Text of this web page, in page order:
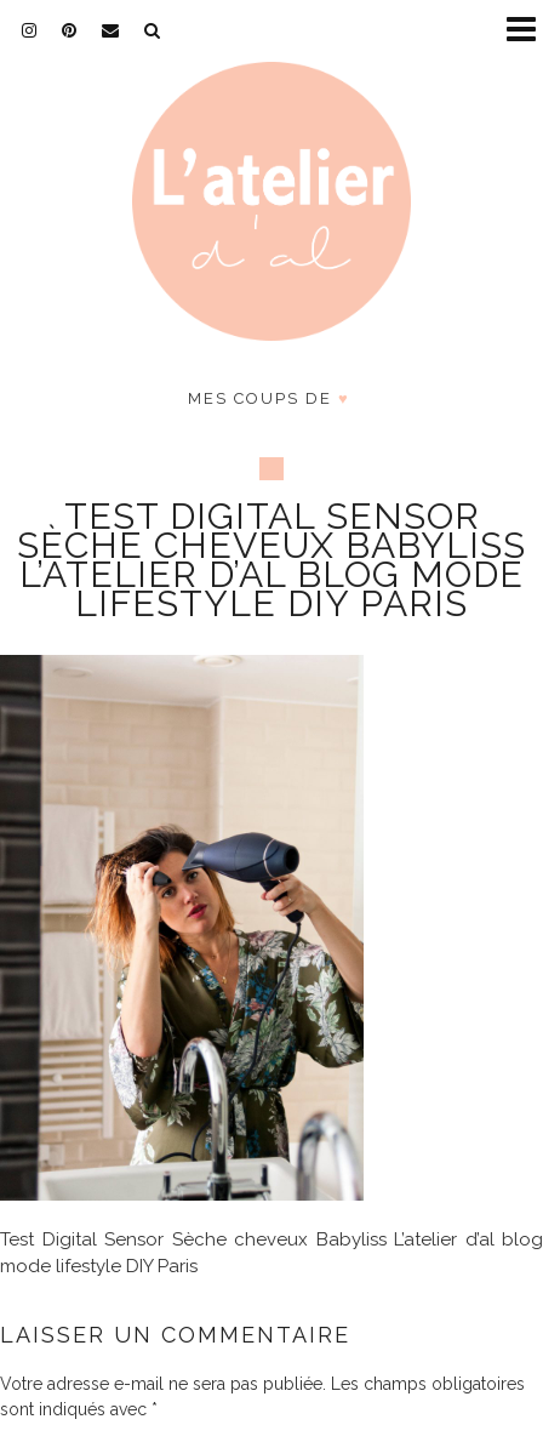
MES COUPS DE ♥
TEST DIGITAL SENSOR
SÈCHE CHEVEUX BABYLISS
L’ATELIER D’AL BLOG MODE
LIFESTYLE DIY PARIS
Test Digital Sensor Sèche cheveux Babyliss L’atelier d’al blog
mode lifestyle DIY Paris
LAISSER UN COMMENTAIRE
Votre adresse e-mail ne sera pas publiée.
Les champs obligatoires
sont indiqués avec *